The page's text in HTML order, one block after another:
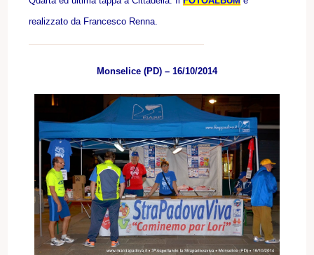
realizzato da Francesco Renna.
Monselice (PD) – 16/10/2014